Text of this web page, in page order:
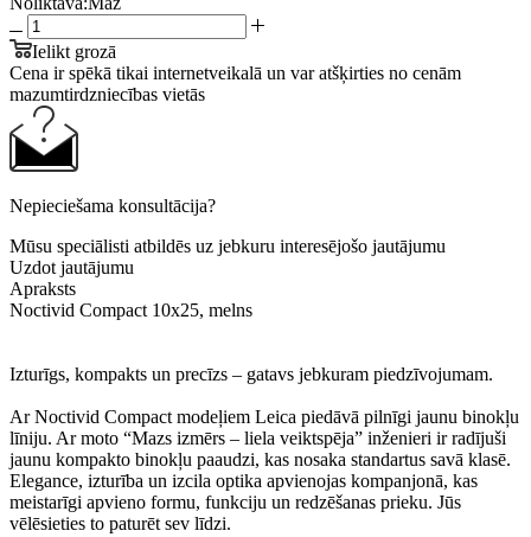
Ielikt grozā
Cena ir spēkā tikai internetveikalā un var atšķirties no cenām
mazumtirdzniecības vietās
Nepieciešama konsultācija?
Mūsu speciālisti atbildēs uz jebkuru interesējošo jautājumu
Uzdot jautājumu
Apraksts
Noctivid Compact 10x25, melns
Izturīgs, kompakts un precīzs – gatavs jebkuram piedzīvojumam.
Ar Noctivid Compact modeļiem Leica piedāvā pilnīgi jaunu binokļu
līniju. Ar moto “Mazs izmērs – liela veiktspēja” inženieri ir radījuši
jaunu kompakto binokļu paaudzi, kas nosaka standartus savā klasē.
Elegance, izturība un izcila optika apvienojas kompanjonā, kas
meistarīgi apvieno formu, funkciju un redzēšanas prieku. Jūs
vēlēsieties to paturēt sev līdzi.